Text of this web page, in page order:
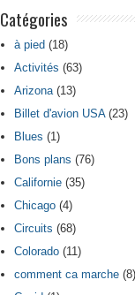
Catégories
à pied (18)
Activités (63)
Arizona(13)
Billet d'avion USA(23)
Blues (1)
Bons plans (76)
Californie (35)
Chicago (4)
Circuits (68)
Colorado (11)
comment ca marche (8)